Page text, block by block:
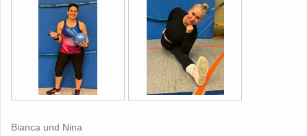
Bianca und Nina